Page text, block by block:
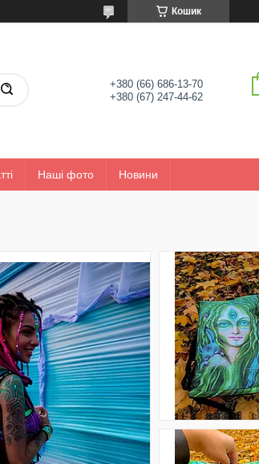
Кошик
+380 (66) 686-13-70
+380 (67) 247-44-62
Наші фото Новини